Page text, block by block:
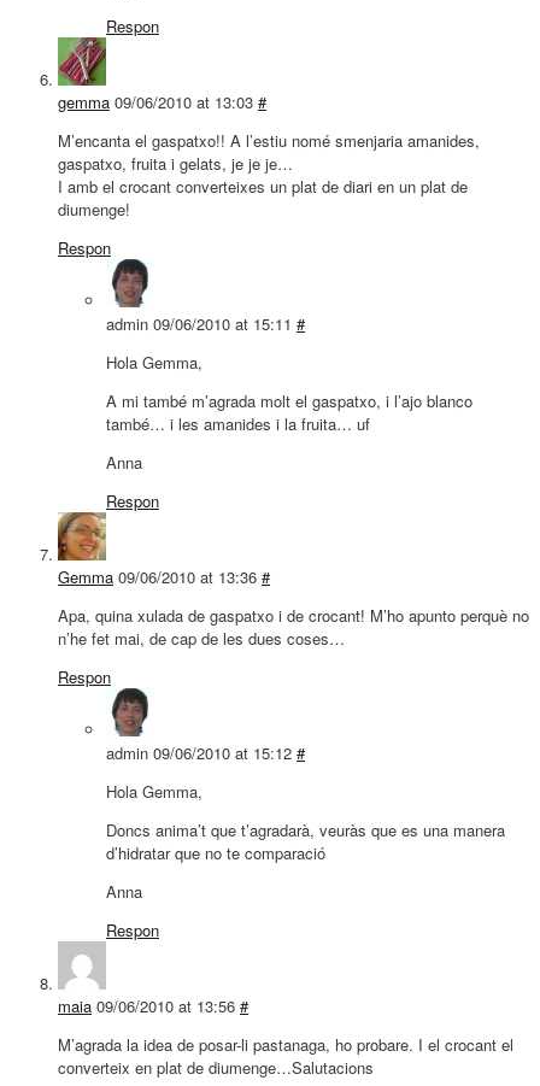
Respon
gemma 09/06/2010 at 13:03 #
M’encanta el gaspatxo!! A l’estiu nomé smenjaria amanides,
gaspatxo, fruita i gelats, je je je…
I amb el crocant converteixes un plat de diari en un plat de
diumenge!
Respon
admin 09/06/2010 at 15:11 #
Hola Gemma,
A mi també m’agrada molt el gaspatxo, i l’ajo blanco
també… i les amanides i la fruita… uf
Anna
Respon
Gemma 09/06/2010 at 13:36 #
Apa, quina xulada de gaspatxo i de crocant! M’ho apunto perquè no
n’he fet mai, de cap de les dues coses…
Respon
admin 09/06/2010 at 15:12 #
Hola Gemma,
Doncs anima’t que t’agradarà, veuràs que es una manera
d’hidratar que no te comparació
Anna
Respon
maia 09/06/2010 at 13:56 #
M’agrada la idea de posar-li pastanaga, ho probare. I el crocant el
converteix en plat de diumenge…Salutacions